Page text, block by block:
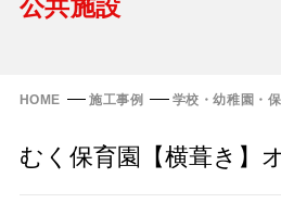
縦葺き屋根
屋根の改修
公共施設
HOME 施工事例 学校・幼稚園・
むく保育園【横葺き】